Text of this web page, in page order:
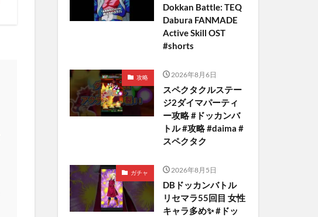
Dokkan Battle: TEQ
Dabura FANMADE
Active Skill OST
#shorts
攻略 2026年8月6日
スペクタクルステー
ジ2ダイマパーティ
ー攻略 #ドッカンバ
トル #攻略 #daima #
スペクタク
ガチャ 2026年8月5日
DBドッカンバトル
リセマラ55回目 女性
キャラ多め✨️ #ドッ